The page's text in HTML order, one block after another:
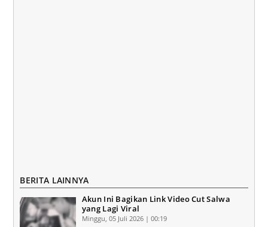
BERITA LAINNYA
Akun Ini Bagikan Link Video Cut Salwa
yang Lagi Viral
Minggu, 05 Juli 2026 | 00:19